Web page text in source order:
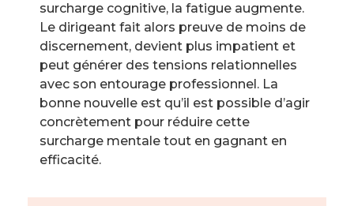
surcharge cognitive, la fatigue augmente.
Le dirigeant fait alors preuve de moins de
discernement, devient plus impatient et
peut générer des tensions relationnelles
avec son entourage professionnel. La
bonne nouvelle est qu’il est possible d’agir
concrètement pour réduire cette
surcharge mentale tout en gagnant en
efficacité.